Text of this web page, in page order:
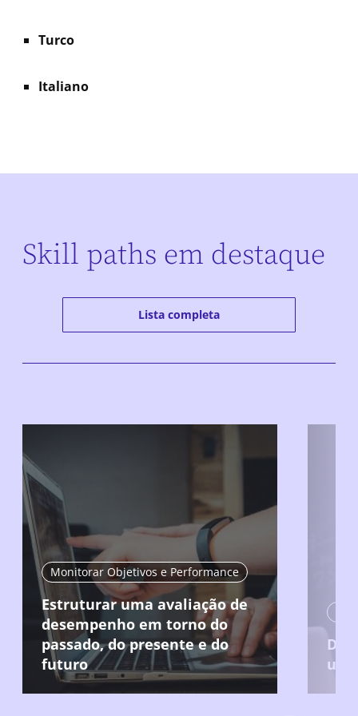
Turco
Italiano
Skill paths em destaque
Lista completa
Monitorar Objetivos e Performance
Estruturar uma avaliação de
desempenho em torno do
passado, do presente e do
futuro